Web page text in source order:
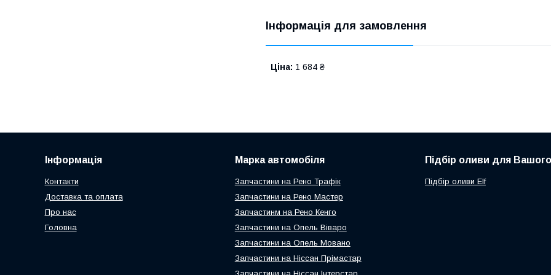
Інформація для замовлення
Ціна: 1 684 ₴
Інформація
Контакти
Доставка та оплата
Про нас
Головна
Марка автомобіля
Запчастини на Рено Трафік
Запчастини на Рено Мастер
Запчастинм на Рено Кенго
Запчастини на Опель Віваро
Запчастини на Опель Мовано
Запчастини на Ніссан Прімастар
Підбір оливи для
Підбір оливи Elf